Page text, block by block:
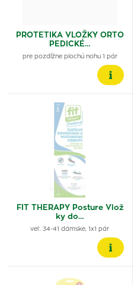
PROTETIKA VLOŽKY ORTO
PEDICKÉ…
pre pozdĺžne plochú nohu 1 pár
FIT THERAPY Posture Vlož
ky do…
veľ. 34-41 dámske, 1x1 pár